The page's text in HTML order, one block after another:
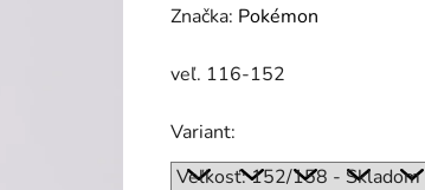
hodnotenie
je
z
5
Značka: Pokémon
veľ. 116-152
Variant: